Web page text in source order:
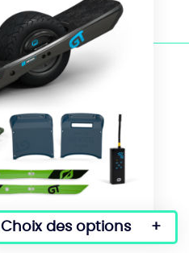
Choix des options